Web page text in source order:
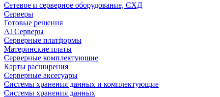
Сетевое и серверное оборудование, СХД
Cерверы
Готовые решения
AI Серверы
Серверные платформы
Материнские платы
Серверные комплектующие
Карты расширения
Серверные аксесуары
Системы хранения данных и комплектующие
Системы хранения данных